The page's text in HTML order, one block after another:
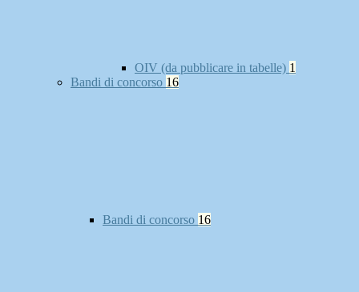
OIV (da pubblicare in tabelle) 1
Bandi di concorso 16
Bandi di concorso 16